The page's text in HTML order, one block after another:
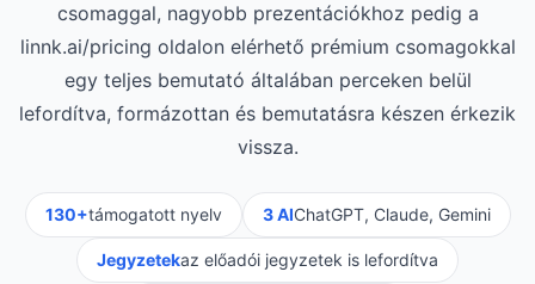
csomaggal, nagyobb prezentációkhoz pedig a
linnk.ai/pricing oldalon elérhető prémium csomagokkal
egy teljes bemutató általában perceken belül
lefordítva, formázottan és bemutatásra készen érkezik
vissza.
130+támogatott nyelv 3 AIChatGPT, Claude, Gemini
Jegyzetekaz előadói jegyzetek is lefordítva